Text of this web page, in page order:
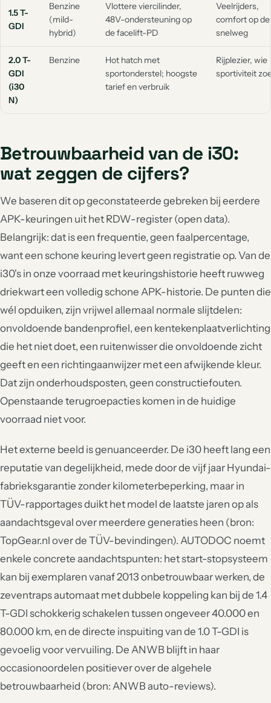
1.5 T-
GDI
Benzine
(mild-
hybrid)
Vlottere viercilinder,
48V-ondersteuning op
de facelift-PD
Veelrijders,
comfort op de
snelweg
2.0 T-
GDI
(i30
N)
Benzine
Hot hatch met
sportonderstel; hoogste
tarief en verbruik
Rijplezier, wie
sportiviteit
Betrouwbaarheid van de i30:
wat zeggen de cijfers?
We baseren dit op geconstateerde gebreken bij eerdere
APK-keuringen uit het RDW-register (open data).
Belangrijk: dat is een frequentie, geen faalpercentage,
want een schone keuring levert geen registratie op. Van de
i30's in onze voorraad met keuringshistorie heeft ruwweg
driekwart een volledig schone APK-historie. De punten die
wél opduiken, zijn vrijwel allemaal normale slijtdelen:
onvoldoende bandenprofiel, een kentekenplaatverlichting
die het niet doet, een ruitenwisser die onvoldoende zicht
geeft en een richtingaanwijzer met een afwijkende kleur.
Dat zijn onderhoudsposten, geen constructiefouten.
Openstaande terugroepacties komen in de huidige
voorraad niet voor.
Het externe beeld is genuanceerder. De i30 heeft lang een
reputatie van degelijkheid, mede door de vijf jaar Hyundai-
fabrieksgarantie zonder kilometerbeperking, maar in
TÜV-rapportages duikt het model de laatste jaren op als
aandachtsgeval over meerdere generaties heen (bron:
TopGear.nl over de TÜV-bevindingen). AUTODOC noemt
enkele concrete aandachtspunten: het start-stopsysteem
kan bij exemplaren vanaf 2013 onbetrouwbaar werken, de
zeventraps automaat met dubbele koppeling kan bij de 1.4
T-GDI schokkerig schakelen tussen ongeveer 40.000 en
80.000 km, en de directe inspuiting van de 1.0 T-GDI is
gevoelig voor vervuiling. De ANWB blijft in haar
occasionoordelen positiever over de algehele
betrouwbaarheid (bron: ANWB auto-reviews).